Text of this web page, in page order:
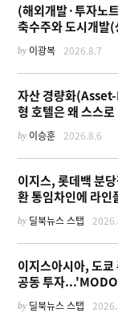
(해외개발·투자노
축수주와 도시개발
부터 계열사 진출 위
까지
by 이광복 2026.8.7
자산 경량화
형 호텔은 왜 스스
고 '이름'만 팔기 시
by 이승훈 2026.8.6
이지스, 롯데백 분
환 통임차인에 라인
by 딜북뉴스 스탭
이지스아시아, 도쿄
공동 투자
by 딜북뉴스 스탭